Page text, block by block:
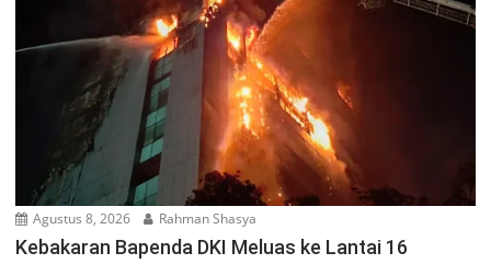
Agustus 8, 2026 Rahman Shasya
Kebakaran Bapenda DKI Meluas ke Lantai 16